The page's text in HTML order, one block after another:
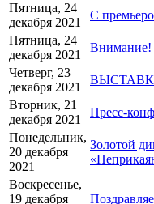
Пятница, 24
декабря 2021
С
Пятница, 24
декабря 2021
Внимание!
Четверг, 23
декабря 2021
Вторник, 21
декабря 2021
Пресс-
Понедельник,
20 декабря
2021
Золотой
Воскресенье,
19 декабря